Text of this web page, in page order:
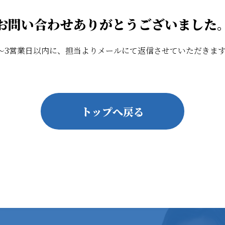
問い合わせありがとうございました
3営業日以内に、担当よりメールにて返信させていただきま
トップへ戻る